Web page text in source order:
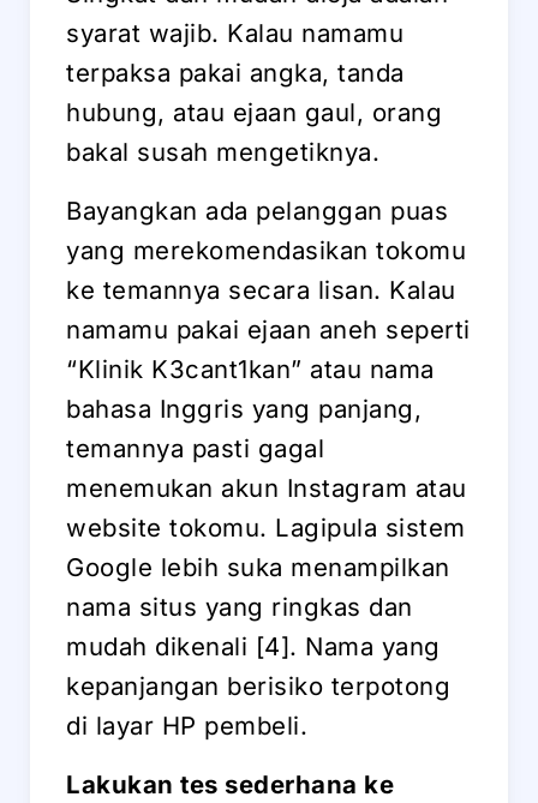
syarat wajib. Kalau namamu
terpaksa pakai angka, tanda
hubung, atau ejaan gaul, orang
bakal susah mengetiknya.
Bayangkan ada pelanggan puas
yang merekomendasikan tokomu
ke temannya secara lisan. Kalau
namamu pakai ejaan aneh seperti
“Klinik K3cant1kan” atau nama
bahasa Inggris yang panjang,
temannya pasti gagal
menemukan akun Instagram atau
website tokomu. Lagipula sistem
Google lebih suka menampilkan
nama situs yang ringkas dan
mudah dikenali [4]. Nama yang
kepanjangan berisiko terpotong
di layar HP pembeli.
Lakukan tes sederhana ke